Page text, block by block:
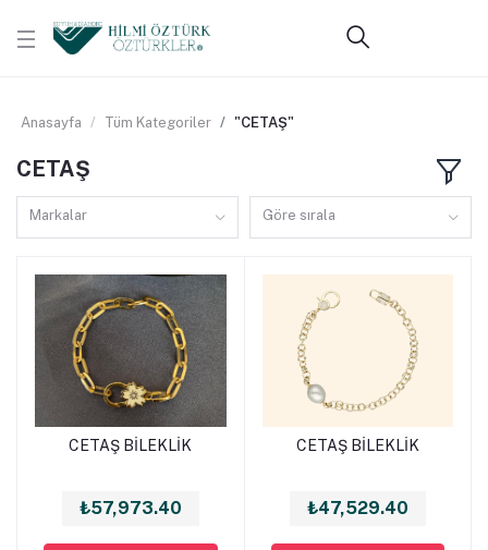
Anasayfa Tüm Kategoriler "CETAŞ"
CETAŞ
Markalar Göre sırala
Sepete Ekle
CETAŞ BİLEKLİK
₺57,973.40
Sepete Ekle
CETAŞ BİLEKLİK
₺47,529.40